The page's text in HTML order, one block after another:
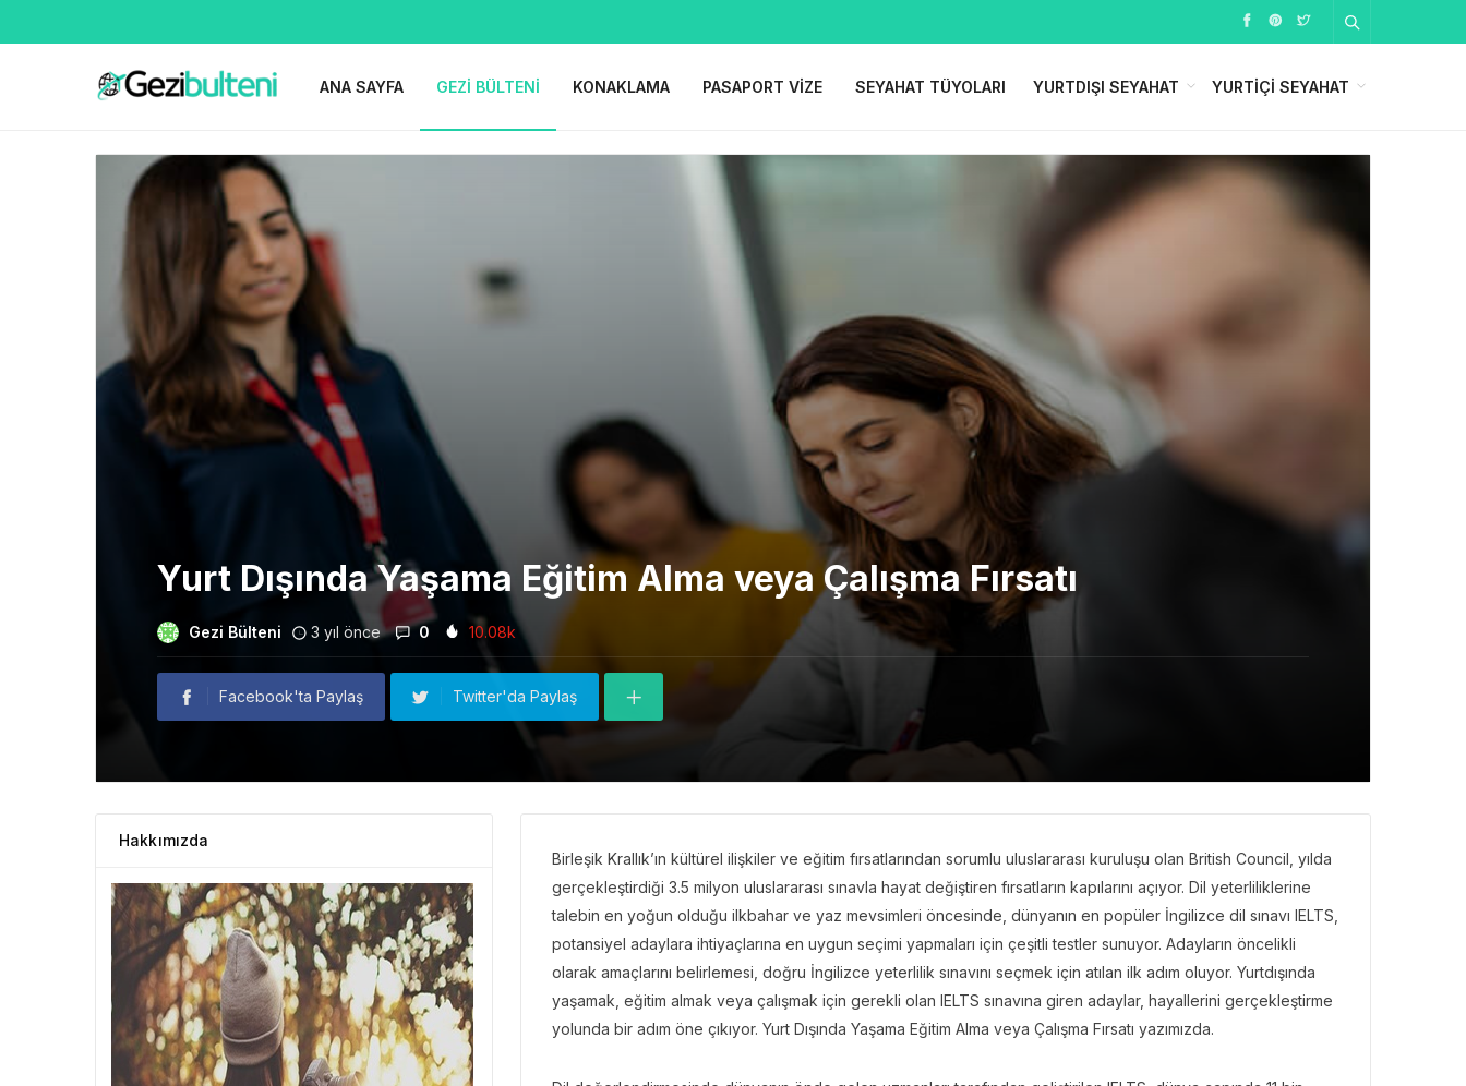
ANA SAYFA GEZI BÜLTENI KONAKLAMA PASAPORT VIZE SEYAHAT TÜYOLARI YURTDIŞI SEYAHAT YURTIÇI SEYAHAT
Yurt Dışında Yaşama Eğitim Alma veya Çalışma Fırsatı
Gezi Bülteni 3 yıl önce 0 10.08k
Facebook'ta Paylaş Twitter'da Paylaş
Birleşik Krallık’ın kültürel ilişkiler ve eğitim fırsatlarından sorumlu uluslararası kuruluşu olan British Council, yılda
gerçekleştirdiği 3.5 milyon uluslararası sınavla hayat değiştiren fırsatların kapılarını açıyor. Dil yeterliliklerine
talebin en yoğun olduğu ilkbahar ve yaz mevsimleri öncesinde, dünyanın en popüler İngilizce dil sınavı IELTS,
potansiyel adaylara ihtiyaçlarına en uygun seçimi yapmaları için çeşitli testler sunuyor. Adayların öncelikli
olarak amaçlarını belirlemesi, doğru İngilizce yeterlilik sınavını seçmek için atılan ilk adım oluyor. Yurtdışında
yaşamak, eğitim almak veya çalışmak için gerekli olan IELTS sınavına giren adaylar, hayallerini gerçekleştirme
yolunda bir adım öne çıkıyor. Yurt Dışında Yaşama Eğitim Alma veya Çalışma Fırsatı yazımızda.
Hakkımızda